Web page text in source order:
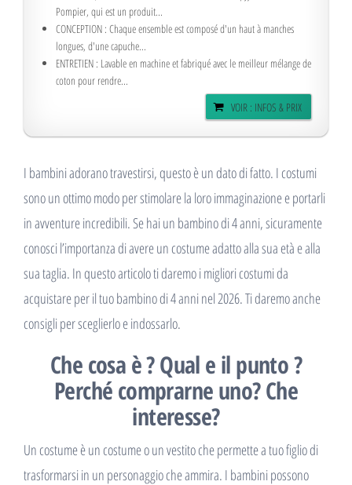
Pompier, qui est un produit...
CONCEPTION : Chaque ensemble est composé d'un haut à manches
longues, d'une capuche...
ENTRETIEN : Lavable en machine et fabriqué avec le meilleur mélange de
coton pour rendre...
VOIR : INFOS & PRIX
I bambini adorano travestirsi, questo è un dato di fatto. I costumi
sono un ottimo modo per stimolare la loro immaginazione e portarli
in avventure incredibili. Se hai un bambino di 4 anni, sicuramente
conosci l’importanza di avere un costume adatto alla sua età e alla
sua taglia. In questo articolo ti daremo i migliori costumi da
acquistare per il tuo bambino di 4 anni nel 2026. Ti daremo anche
consigli per sceglierlo e indossarlo.
Che cosa è ? Qual e il punto ?
Perché comprarne uno? Che
interesse?
Un costume è un costume o un vestito che permette a tuo figlio di
trasformarsi in un personaggio che ammira. I bambini possono